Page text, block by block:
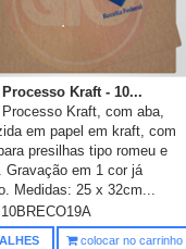
Processo Kraft - 10...
Processo Kraft, com aba,
em papel em kraft, com
presilhas tipo romeu e
Gravação em 1 cor já
Medidas: 25 x 32cm...
10BRECO19A
colocar no carrinho